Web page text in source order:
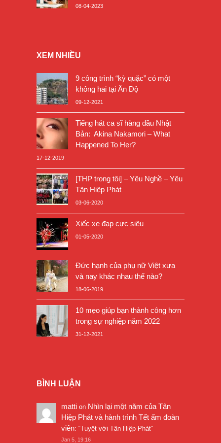
08-04-2023
XEM NHIỀU
9 công trình “kỳ quặc” có một
không hai tại Ấn Độ
09-12-2021
Tiếng hát ca sĩ hàng đầu Nhật
Bản: Akina Nakamori – What
Happened To Her?
17-12-2019
[THP trong tôi] – Yêu Nghề – Yêu
Tân Hiệp Phát
03-06-2020
Xiếc xe đạp cực siêu
01-05-2020
Đức hạnh của phụ nữ Việt xưa
và nay khác nhau thế nào?
18-06-2019
10 mẹo giúp bạn thành công hơn
trong sự nghiệp năm 2022
31-12-2021
BÌNH LUẬN
matti on Nhìn lại một năm của Tân
Hiệp Phát và hành trình Tết ấm đoàn
viên: “Tuyệt vời Tân Hiệp Phát”
Jan 5, 19:16